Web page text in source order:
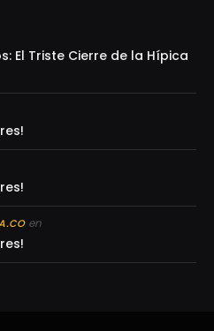
El Triste Cierre de la Hípica
en